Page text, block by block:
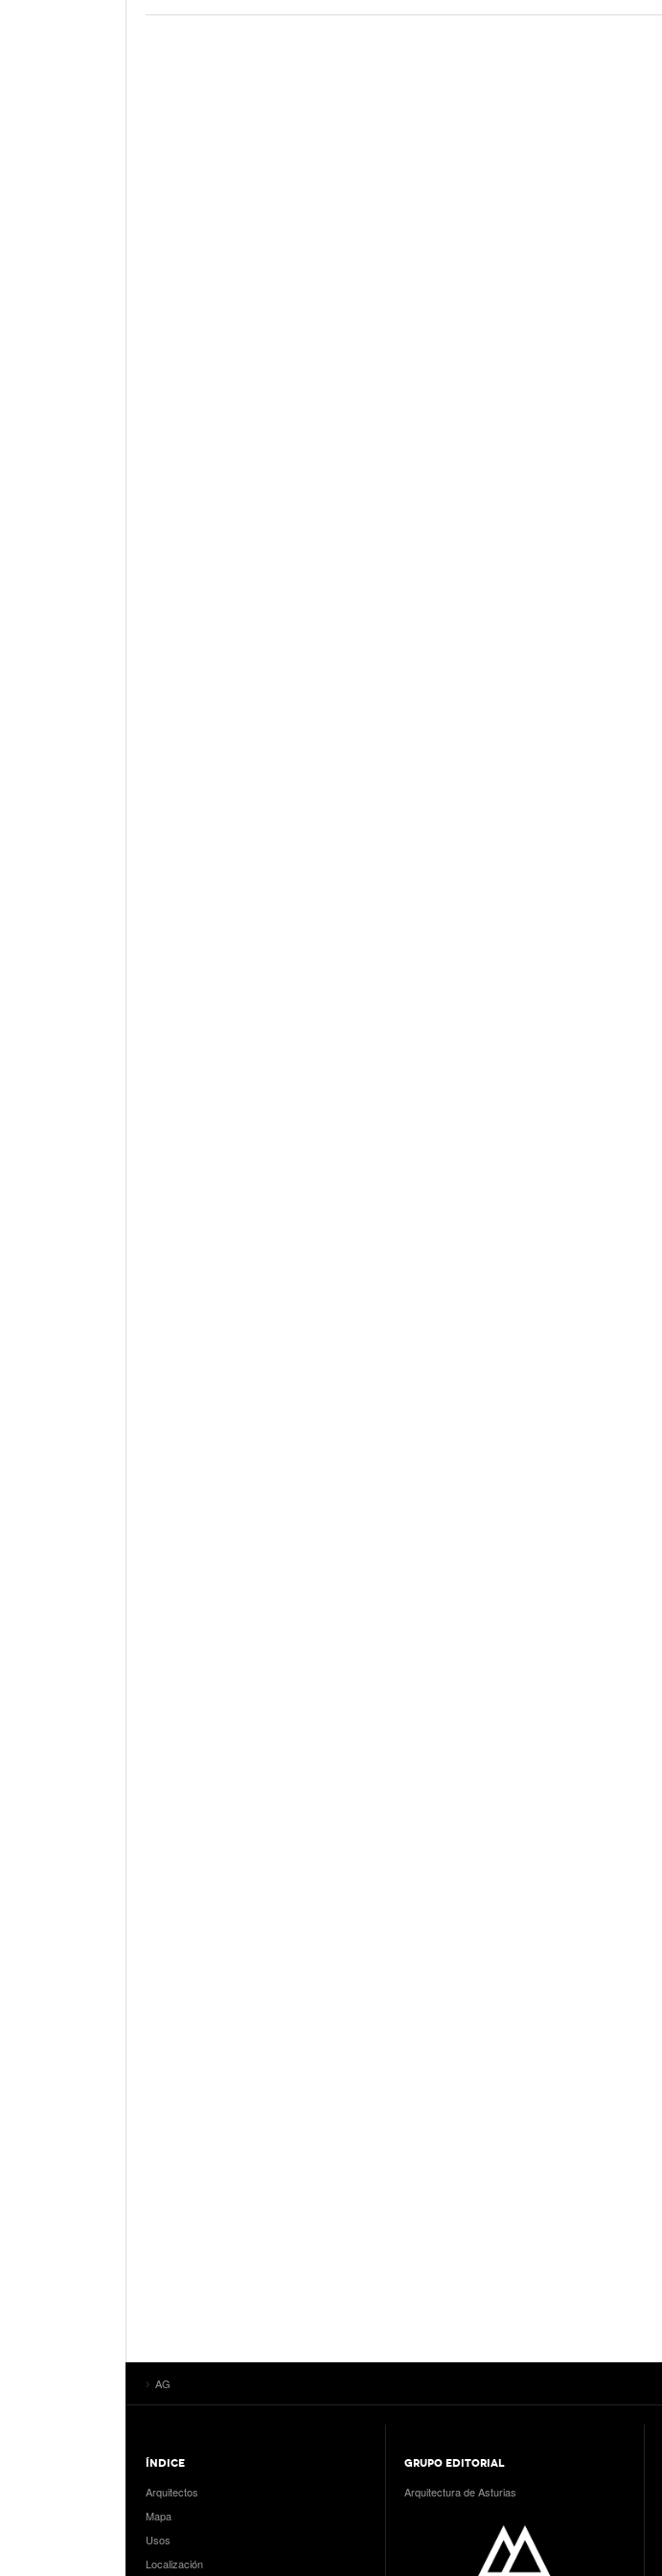
AG
ÍNDICE
Arquitectos
Mapa
Usos
Localización
GRUPO EDITORIAL
Arquitectura de Asturias